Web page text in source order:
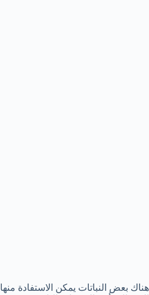
هناك بعض النباتات يمكن الاستفادة